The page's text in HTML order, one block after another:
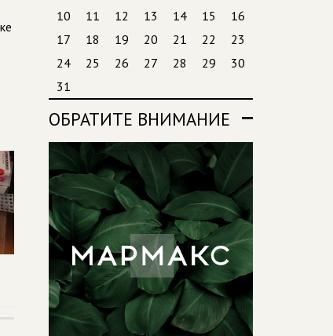
10
11 12 13 14 15
16
17
18 19 20 21 22
23
24
25 26 27 28 29
30
31
ОБРАТИТЕ ВНИМАНИЕ